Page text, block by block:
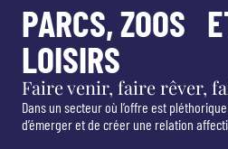
PARCS, ZOOS
LOISIRS
Faire venir, faire rêver,
Dans un secteur où l’offre est
d’émerger et de créer une relation